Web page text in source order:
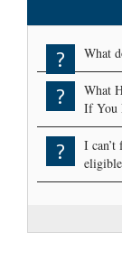
? What
?
What
If You
?
I